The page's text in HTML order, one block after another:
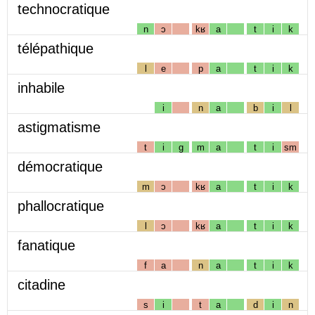
technocratique
n ɔ kʁ a t i k
télépathique
l e p a t i k
inhabile
i n a b i l
astigmatisme
t i g m a t i sm
démocratique
m ɔ kʁ a t i k
phallocratique
l ɔ kʁ a t i k
fanatique
f a n a t i k
citadine
s i t a d i n